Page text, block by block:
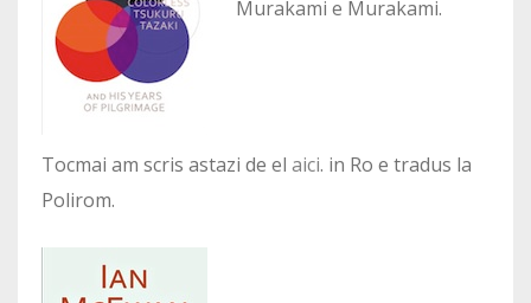
Murakami e Murakami.
Tocmai am scris astazi de el aici. in Ro e tradus la
Polirom.